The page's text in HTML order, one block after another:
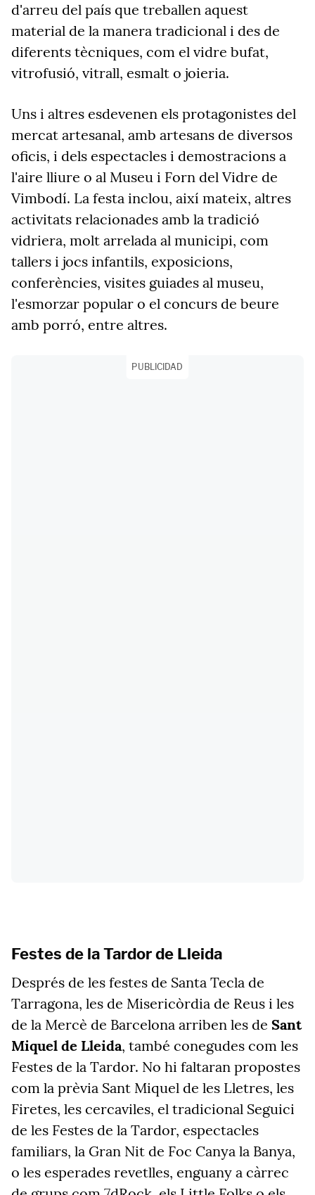
d'arreu del país que treballen aquest
material de la manera tradicional i des de
diferents tècniques, com el vidre bufat,
vitrofusió, vitrall, esmalt o joieria.
Uns i altres esdevenen els protagonistes del
mercat artesanal, amb artesans de diversos
oficis, i dels espectacles i demostracions a
l'aire lliure o al Museu i Forn del Vidre de
Vimbodí. La festa inclou, així mateix, altres
activitats relacionades amb la tradició
vidriera, molt arrelada al municipi, com
tallers i jocs infantils, exposicions,
conferències, visites guiades al museu,
l'esmorzar popular o el concurs de beure
amb porró, entre altres.
PUBLICIDAD
Festes de la Tardor de Lleida
Després de les festes de Santa Tecla de
Tarragona, les de Misericòrdia de Reus i les
de la Mercè de Barcelona arriben les de Sant
Miquel de Lleida, també conegudes com les
Festes de la Tardor. No hi faltaran propostes
com la prèvia Sant Miquel de les Lletres, les
Firetes, les cercaviles, el tradicional Seguici
de les Festes de la Tardor, espectacles
familiars, la Gran Nit de Foc Canya la Banya,
o les esperades revetlles, enguany a càrrec